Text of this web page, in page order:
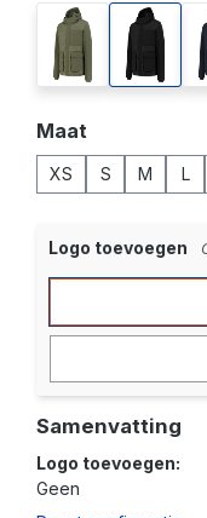
army black
Selecteer
Maat
XS S M L
Logo toevoegen
Samenvatting
Logo toevoegen:
Geen